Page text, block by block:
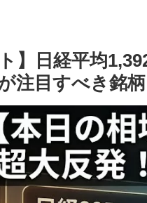
】日経平均
注目すべき銘